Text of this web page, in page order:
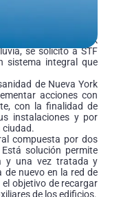
de agua en unas
de Nueva York
se solicitó a STF
sistema integral que
de Nueva York
acciones con
con la finalidad de
instalaciones y por
ciudad.
compuesta por dos
solución permite
y una vez tratada y
de nuevo en la red de
objetivo de recargar
de los edificios.